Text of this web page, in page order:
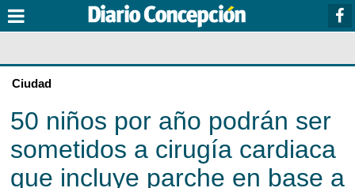
Ciudad
50 niños por año podrán ser
sometidos a cirugía cardiaca
que incluye parche en base a